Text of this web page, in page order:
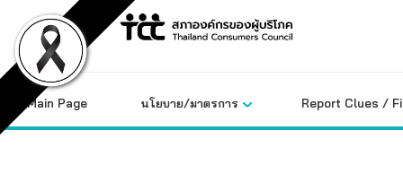
content
Main Page นโยบาย/มาตรการ Report Clues /